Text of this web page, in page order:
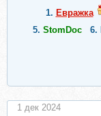
1. Евражкa
5. StomDoc 6.
1 дек 2024